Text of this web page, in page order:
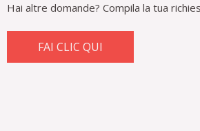
Hai altre domande? Compila la tua
FAI CLIC QUI